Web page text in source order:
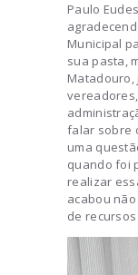
Paulo
Municipal
sua pasta,
falar sobre
uma
quando foi
realizar
acabou
de